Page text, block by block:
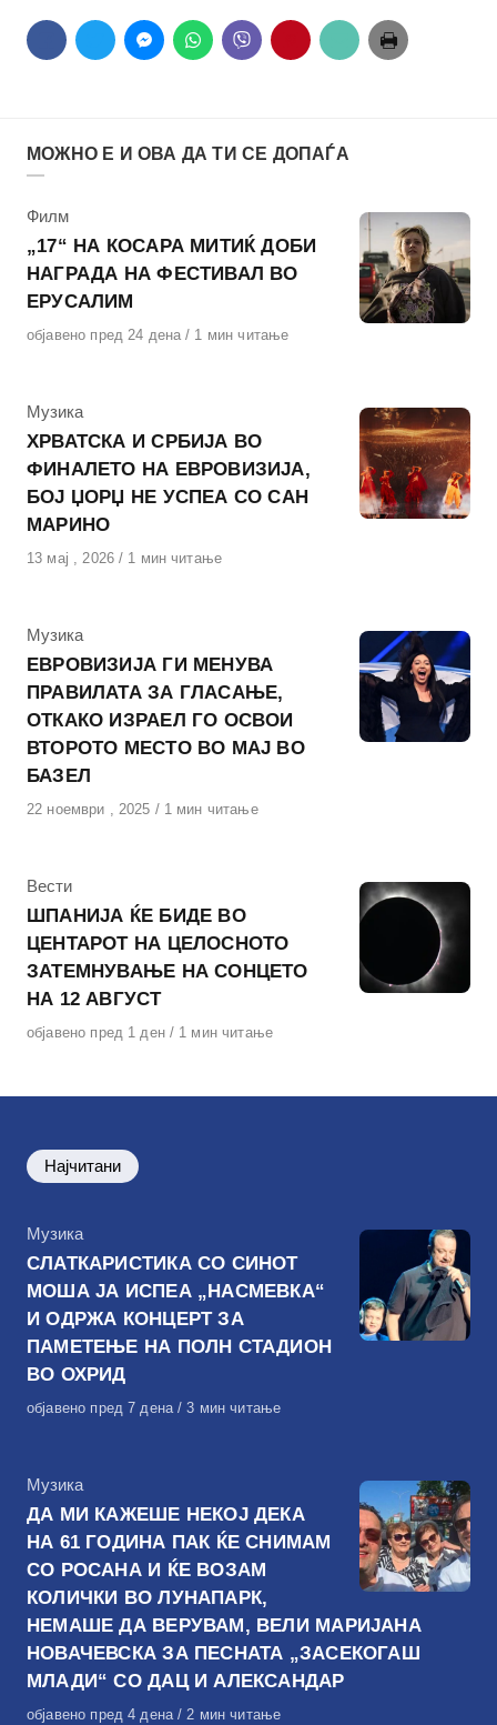
МОЖНО Е И ОВА ДА ТИ СЕ ДОПАЃА
КАтегорија
Филм
„17“ НА КОСАРА МИТИЌ ДОБИ
НАГРАДА НА ФЕСТИВАЛ ВО
ЕРУСАЛИМ
Објавено
објавено пред 24 дена 1 мин читање
КАтегорија
Музика
ХРВАТСКА И СРБИЈА ВО
ФИНАЛЕТО НА ЕВРОВИЗИЈА,
БОЈ ЏОРЏ НЕ УСПЕА СО САН
МАРИНО
Објавено
13 мај , 2026 1 мин читање
КАтегорија
Музика
ЕВРОВИЗИЈА ГИ МЕНУВА
ПРАВИЛАТА ЗА ГЛАСАЊЕ,
ОТКАКО ИЗРАЕЛ ГО ОСВОИ
ВТОРОТО МЕСТО ВО МАЈ ВО
БАЗЕЛ
Објавено
22 ноември , 2025 1 мин читање
КАтегорија
Вести
ШПАНИЈА ЌЕ БИДЕ ВО
ЦЕНТАРОТ НА ЦЕЛОСНОТО
ЗАТЕМНУВАЊЕ НА СОНЦЕТО
НА 12 АВГУСТ
Објавено
објавено пред 1 ден 1 мин читање
Најчитани
КАтегорија
Музика
СЛАТКАРИСТИКА СО СИНОТ
МОША ЈА ИСПЕА „НАСМЕВКА“
И ОДРЖА КОНЦЕРТ ЗА
ПАМЕТЕЊЕ НА ПОЛН СТАДИОН
ВО ОХРИД
Објавено
објавено пред 7 дена 3 мин читање
КАтегорија
Музика
ДА МИ КАЖЕШЕ НЕКОЈ ДЕКА
НА 61 ГОДИНА ПАК ЌЕ СНИМАМ
СО РОСАНА И ЌЕ ВОЗАМ
КОЛИЧКИ ВО ЛУНАПАРК,
НЕМАШЕ ДА ВЕРУВАМ, ВЕЛИ МАРИЈАНА
НОВАЧЕВСКА ЗА ПЕСНАТА „ЗАСЕКОГАШ
МЛАДИ“ СО ДАЦ И АЛЕКСАНДАР
Објавено
објавено пред 4 дена 2 мин читање